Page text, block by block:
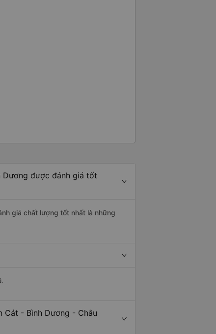
Dương được đánh giá tốt
giá chất lượng tốt nhất là những
Cát - Bình Dương - Châu